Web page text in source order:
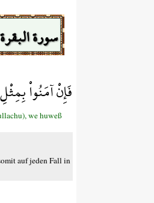
سورة البقرة
فَإِنْ آمَنُواْ
we huweß
auf jeden Fall in